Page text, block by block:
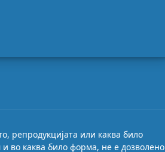
репродукцијата или каква било
во каква било форма, не е дозволено